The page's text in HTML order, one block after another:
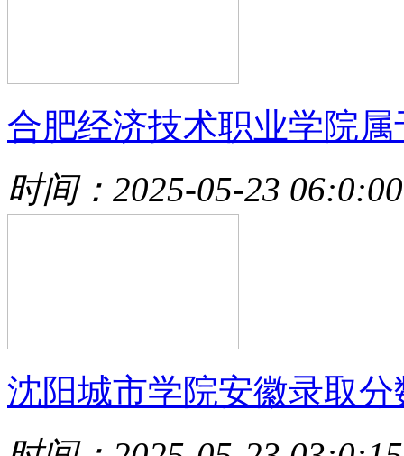
合肥经济技术职业学院属
时间：2025-05-23 06:0:00
沈阳城市学院安徽录取分